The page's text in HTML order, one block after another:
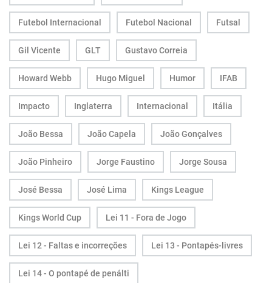
Futebol Internacional Futebol Nacional Futsal
Gil Vicente GLT Gustavo Correia
Howard Webb Hugo Miguel Humor IFAB
Impacto Inglaterra Internacional Itália
João Bessa João Capela João Gonçalves
João Pinheiro Jorge Faustino Jorge Sousa
José Bessa José Lima Kings League
Kings World Cup Lei 11 - Fora de Jogo
Lei 12 - Faltas e incorreções Lei 13 - Pontapés-livres
Lei 14 - O pontapé de penálti